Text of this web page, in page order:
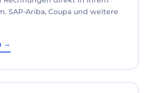
SAP-Ariba, Coupa und weitere
→